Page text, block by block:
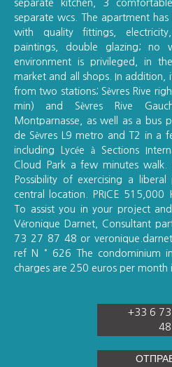
separate kitchen, 3
separate wcs. The apartment
with quality fittings,
paintings, double glazing; no
environment is privileged, in
market and all shops. In addition,
from two stations; Sèvres Rive
min) and Sèvres Rive
Montparnasse, as well as a bus
de Sèvres L9 metro and T2 in a
including Lycée à Sections
Cloud Park a few minutes
Possibility of exercising a
central location. PRICE 515,000
To assist you in your project
Véronique Darnet, Consultant
73 27 87 48 or
ref N ° 626 The condominium
charges are 250 euros per month
+33 6
48